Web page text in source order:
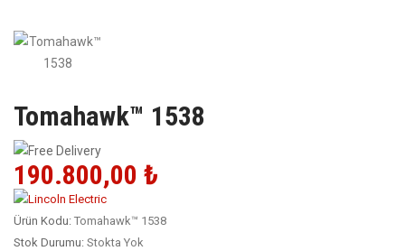
Tomahawk™ 1538
190.800,00 ₺
Ürün Kodu: Tomahawk™ 1538
Stok Durumu: Stokta Yok